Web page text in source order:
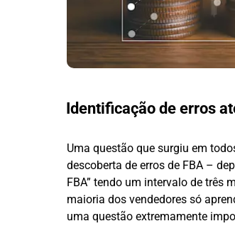
Identificação de erros
Uma questão que surgiu em
descoberta de erros de FBA –
FBA” tendo um intervalo de três
maioria dos vendedores só
uma questão extremamente